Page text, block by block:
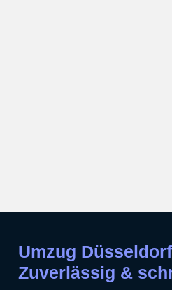
Umzug
Zuverlässig &